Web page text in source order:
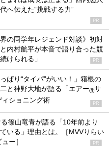
へ伝えた“挑戦する力”
PR
の同学年レジェンド対談》初対
内村航平が本音で語り合った競
けられる」
PR
ぱり“タイパ”がいい！」箱根の
と神野大地が語る「エアー®サ
ィショニング術 PR
篠山竜青が語る「10年前より
いる」理由とは。［MVVりらい
ー］
PR